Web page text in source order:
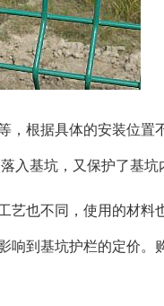
，根据具体的安装位
入基坑，又保护了基坑
艺也不同，使用的材
响到基坑护栏的定价